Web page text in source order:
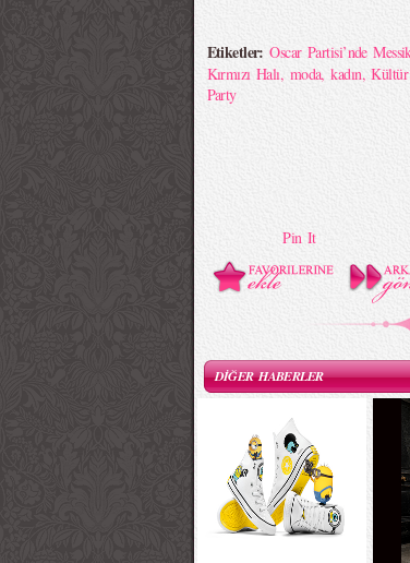
Etiketler:Oscar Partisi’nde
Kırmızı Halı, moda,kadın,Kültür
Party
Pin It
DİĞER HABERLER